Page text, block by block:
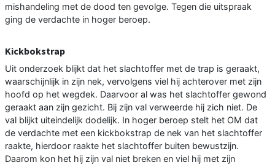
mishandeling met de dood ten gevolge. Tegen die uitspraak
ging de verdachte in hoger beroep.
Kickbokstrap
Uit onderzoek blijkt dat het slachtoffer met de trap is geraakt,
waarschijnlijk in zijn nek, vervolgens viel hij achterover met zijn
hoofd op het wegdek. Daarvoor al was het slachtoffer gewond
geraakt aan zijn gezicht. Bij zijn val verweerde hij zich niet. De
val blijkt uiteindelijk dodelijk. In hoger beroep stelt het OM dat
de verdachte met een kickbokstrap de nek van het slachtoffer
raakte, hierdoor raakte het slachtoffer buiten bewustzijn.
Daarom kon het hij zijn val niet breken en viel hij met zijn